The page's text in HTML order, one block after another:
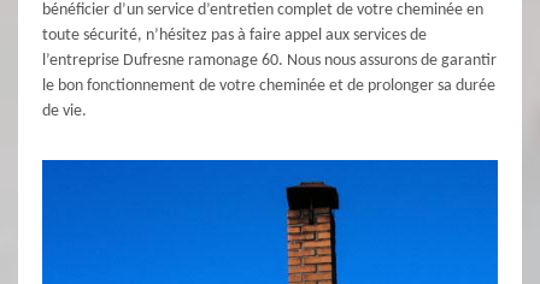
bénéficier d’un service d’entretien complet de votre cheminée en
toute sécurité, n’hésitez pas à faire appel aux services de
l’entreprise Dufresne ramonage 60. Nous nous assurons de garantir
le bon fonctionnement de votre cheminée et de prolonger sa durée
de vie.